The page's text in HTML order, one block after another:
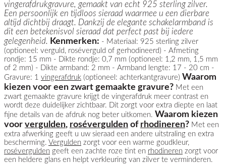
vingerafdrukgravure, gemaakt van echt 925 sterling zilver.
Een persoonlijk en tijdloos sieraad waarmee u een dierbare
altijd dichtbij draagt. Dankzij de elegante schakelarmband is
dit een betekenisvol sieraad dat perfect past bij iedere
gelegenheid. Kenmerken: - Materiaal: 925 sterling zilver
(optioneel: verguld, roséverguld of gerhodineerd) - Afmeting
rondje: 15 mm - Dikte rondje: 0,7 mm (optioneel: 1,2 mm, 1,5 mm
of 2 mm) - Dikte armband: 2 mm - Armband lengte: 17 - 20 cm -
Gravure: 1 vingerafdruk (optioneel: achterkantgravure) Waarom
kiezen voor een zwart gemaakte gravure? Met een
zwart gemaakte gravure krijgt de vingerafdruk meer contrast en
wordt deze duidelijker zichtbaar. Dit zorgt voor extra diepte en laat
fijne details van de afdruk nog beter uitkomen. Waarom kiezen
voor vergulden, rosévergulden of rhodineren? Met een
extra afwerking geeft u uw sieraad een andere uitstraling en extra
bescherming. Vergulden zorgt voor een warme goudkleur,
rosévergulden geeft een zachte roze tint en rhodineren zorgt voor
een heldere glans en helpt verkleuring van zilver te verminderen.